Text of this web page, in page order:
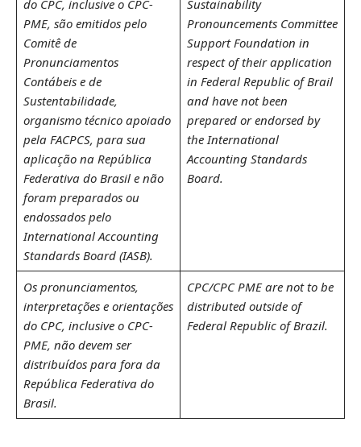
do CPC, inclusive o CPC-
PME, são emitidos pelo
Comitê de
Pronunciamentos
Contábeis e de
Sustentabilidade,
organismo técnico apoiado
pela FACPCS, para sua
aplicação na República
Federativa do Brasil e não
foram preparados ou
endossados pelo
International Accounting
Standards Board (IASB).
Sustainability
Pronouncements Committee
Support Foundation in
respect of their application
in Federal Republic of Brail
and have not been
prepared or endorsed by
the International
Accounting Standards
Board.
Os pronunciamentos,
interpretações e orientações
do CPC, inclusive o CPC-
PME, não devem ser
distribuídos para fora da
República Federativa do
Brasil.
CPC/CPC PME are not to be
distributed outside of
Federal Republic of Brazil.